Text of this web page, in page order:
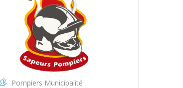
Pompiers Municipalité